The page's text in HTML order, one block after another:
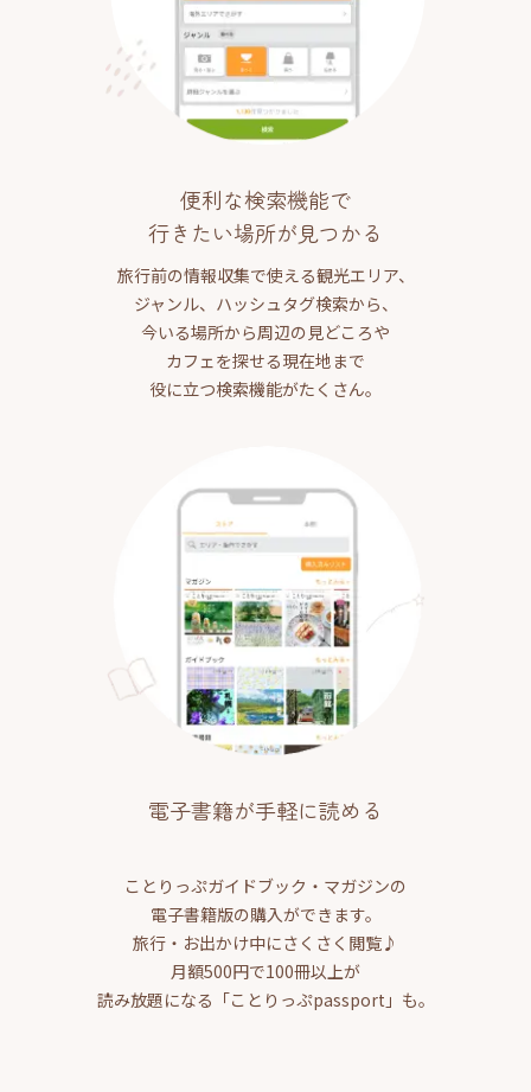
便利な検索機能で
行きたい場所が見つかる
旅行前の情報収集で使える観光エリア、
ジャンル、ハッシュタグ検索から、
今いる場所から周辺の見どころや
カフェを探せる現在地まで
役に立つ検索機能がたくさん。
電子書籍が手軽に読める
ことりっぷガイドブック・マガジンの
電子書籍版の購入ができます。
旅行・お出かけ中にさくさく閲覧♪
月額500円で100冊以上が
読み放題になる「ことりっぷpassport」も。